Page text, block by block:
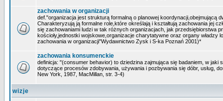
zachowania w organizacji
def."organizacja jest strukturą formalną o planowej koordynacji,obejmującą
Charakteryzują ją formalne role,które określają i kształtują zachowania jej
się zachowaniami ludzi w tak różnych organizacjach, jak przedsiębiorstwa
kościoły,jednostki wojskowe,organizacje charytatywne oraz organy władzy
zachowania w organizacji"Wydawnictwo Zysk i S-ka Poznań 2001)*
zachowania konsumenckie
definicja: "(consumer behavior) to dziedzina zajmująca się badaniem, w jaki
dotyczące procesów zdobywania, używania i pozbywania się dóbr, usług,
New York, 1987, MacMillan, str. 3-4)
wizje